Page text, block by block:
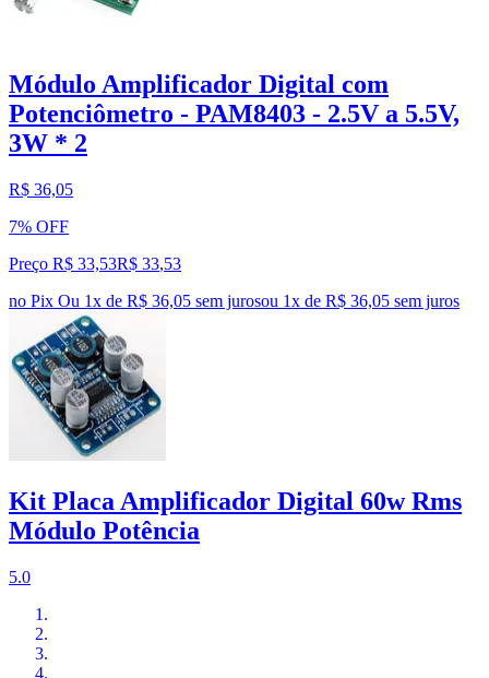
Módulo Amplificador Digital com
Potenciômetro - PAM8403 - 2.5V a 5.5V,
3W * 2
R$ 36,05
7% OFF
Preço R$ 33,53R$ 33,53
no Pix Ou 1x de R$ 36,05 sem jurosou 1x de R$ 36,05 sem juros
Kit Placa Amplificador Digital 60w Rms
Módulo Potência
5.0